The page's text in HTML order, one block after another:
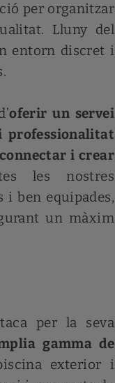
per organitzar
Lluny del
entorn discret i
oferir un servei
professionalitat
i crear
les nostres
i ben equipades,
un màxim
per la seva
gamma de
exterior i